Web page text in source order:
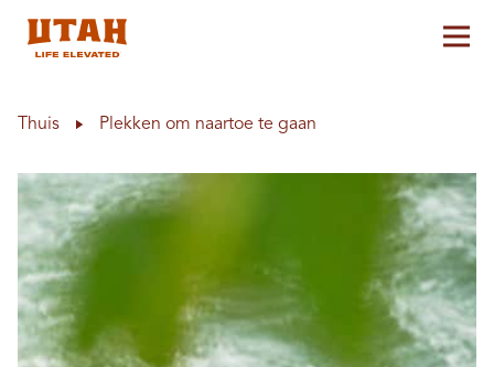
Thuis Plekken om naartoe te gaan